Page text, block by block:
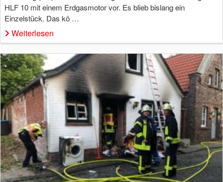
HLF 10 mit einem Erdgasmotor vor. Es blieb bislang ein
Einzelstück. Das kö …
Weiterlesen